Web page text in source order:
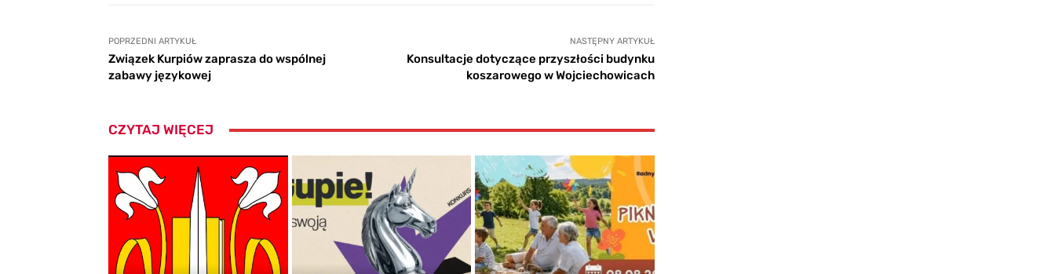
POPRZEDNI ARTYKUŁ
Związek Kurpiów zaprasza do wspólnej
zabawy językowej
NASTĘPNY ARTYKUŁ
Konsultacje dotyczące przyszłości budynku
koszarowego w Wojciechowicach
CZYTAJ WIĘCEJ